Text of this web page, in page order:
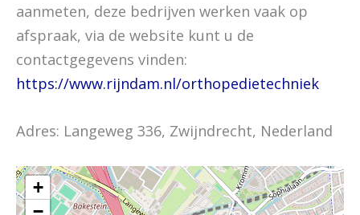
aanmeten, deze bedrijven werken vaak op
afspraak, via de website kunt u de
contactgegevens vinden:
https://www.rijndam.nl/orthopedietechniek
Adres: Langeweg 336, Zwijndrecht, Nederland
+